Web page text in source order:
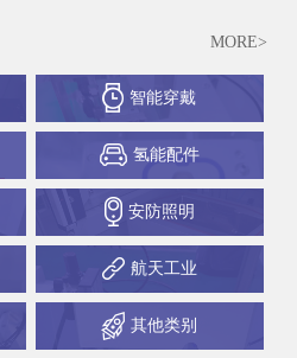
MORE>
智能穿戴
氢能配件
安防照明
航天工业
其他类别